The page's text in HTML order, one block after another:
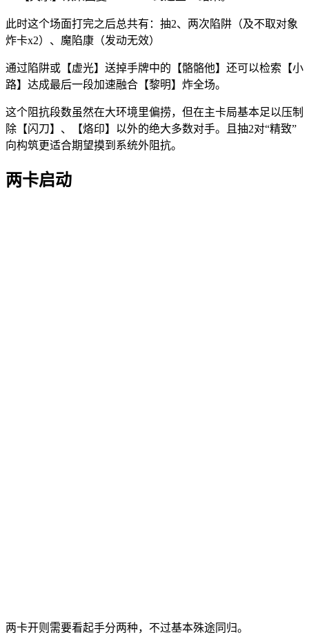
此时这个场面打完之后总共有：抽2、两次陷阱（及不取对象
炸卡x2）、魔陷康（发动无效）
通过陷阱或【虚光】送掉手牌中的【骼骼他】还可以检索【小
路】达成最后一段加速融合【黎明】炸全场。
这个阻抗段数虽然在大环境里偏捞，但在主卡局基本足以压制
除【闪刀】、【烙印】以外的绝大多数对手。且抽2对“精致”
向构筑更适合期望摸到系统外阻抗。
两卡启动
两卡开则需要看起手分两种，不过基本殊途同归。